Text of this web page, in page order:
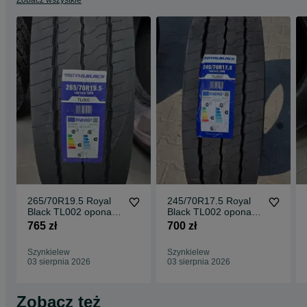
ciężarówki, opona napędowa, opony do tira, opony do ciągnika
siodłowego, opony ciężarowe nowe
265/70R19.5 Royal
Black TL002 opona
ciężarowa naczepowa
765 zł
Szynkielew
03 sierpnia 2026
245/70R17.5 Royal
Black TL002 opona
ciężarowa naczepowa
700 zł
Szynkielew
03 sierpnia 2026
Zobacz też